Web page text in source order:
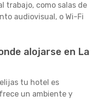
trabajo, como salas de
audiovisual, o Wi-Fi
alojarse en La
tu hotel es
un ambiente y